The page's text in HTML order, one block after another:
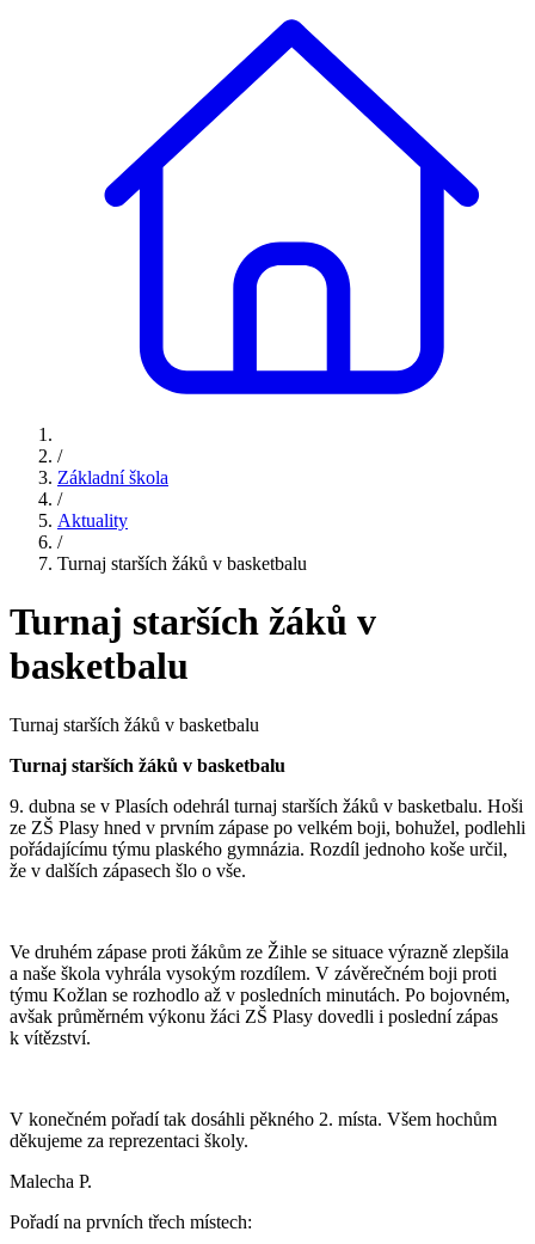
/
Základní škola
/
Aktuality
/
Turnaj starších žáků v basketbalu
Turnaj starších žáků v
basketbalu
Turnaj starších žáků v basketbalu
Turnaj starších žáků v basketbalu
9. dubna se v Plasích odehrál turnaj starších žáků v basketbalu. Hoši
ze ZŠ Plasy hned v prvním zápase po velkém boji, bohužel, podlehli
pořádajícímu týmu plaského gymnázia. Rozdíl jednoho koše určil,
že v dalších zápasech šlo o vše.
Ve druhém zápase proti žákům ze Žihle se situace výrazně zlepšila
a naše škola vyhrála vysokým rozdílem. V závěrečném boji proti
týmu Kožlan se rozhodlo až v posledních minutách. Po bojovném,
avšak průměrném výkonu žáci ZŠ Plasy dovedli i poslední zápas
k vítězství.
V konečném pořadí tak dosáhli pěkného 2. místa. Všem hochům
děkujeme za reprezentaci školy.
Malecha P.
Pořadí na prvních třech místech: